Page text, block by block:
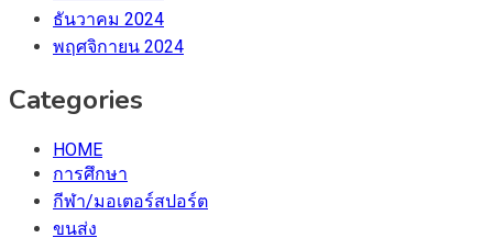
ธันวาคม 2024
พฤศจิกายน 2024
Categories
HOME
การศึกษา
กีฬา/มอเตอร์สปอร์ต
ขนส่ง